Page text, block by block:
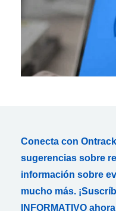
Conecta con
sugerencias sobre
información sobre
mucho más.
INFORMATIVO